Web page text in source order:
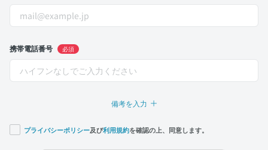
携帯電話番号 必須
備考を入力
プライバシーポリシー及び利用規約を確認の上、同意します。